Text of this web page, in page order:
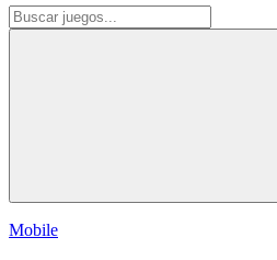
Mobile